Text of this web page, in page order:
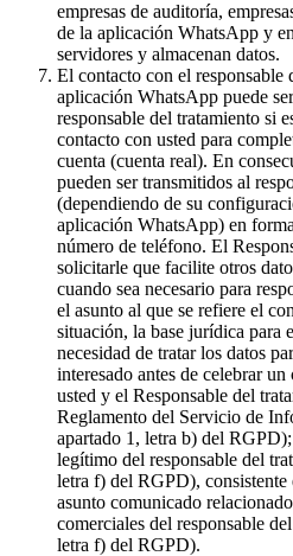
empresas de auditoría,
de la aplicación WhatsApp y
servidores y almacenan datos.
El contacto con el responsable
aplicación WhatsApp puede
responsable del tratamiento si
contacto con usted para
cuenta (cuenta real). En
pueden ser transmitidos al
(dependiendo de su
aplicación WhatsApp) en
número de teléfono. El
solicitarle que facilite otros
cuando sea necesario para
el asunto al que se refiere el
situación, la base jurídica para
necesidad de tratar los datos
interesado antes de celebrar
usted y el Responsable del
Reglamento del Servicio de
apartado 1, letra b) del
legítimo del responsable del
letra f) del RGPD), consistente
asunto comunicado
comerciales del responsable
letra f) del RGPD).